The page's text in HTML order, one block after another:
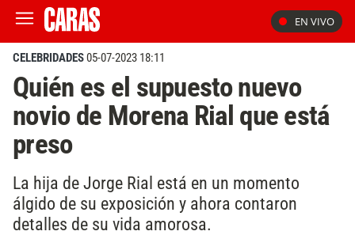
EN VIVO
CELEBRIDADES05-07-2023 18:11
Quién es el supuesto nuevo
novio de Morena Rial que está
preso
La hija de Jorge Rial está en un momento
álgido de su exposición y ahora contaron
detalles de su vida amorosa.